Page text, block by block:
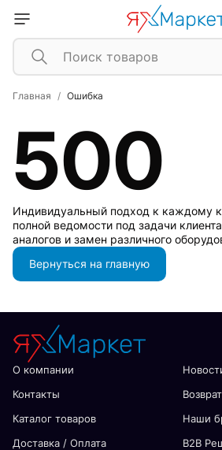
Главная Ошибка
500
Индивидуальный подход к каждому
полной ведомости под задачи
аналогов и замен различного
Вернуться на главную
О компании
Контакты
Каталог товаров
Наши
Доставка / Оплата
В2В